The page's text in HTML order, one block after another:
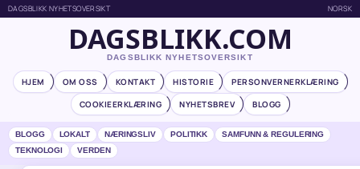
DAGSBLIKK NYHETSOVERSIKT NORSK
DAGSBLIKK.COM
DAGSBLIKK NYHETSOVERSIKT
HJEM OM OSS KONTAKT HISTORIE
PERSONVERNERKLÆRING
COOKIEERKLÆRING
NYHETSBREV BLOGG
BLOGG LOKALT NÆRINGSLIV POLITIKK
SAMFUNN & REGULERING
TEKNOLOGI
VERDEN